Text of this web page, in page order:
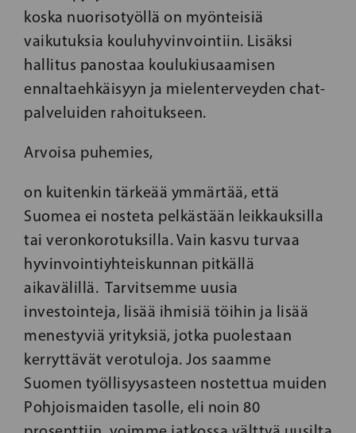
koska nuorisotyöllä on myönteisiä
vaikutuksia kouluhyvinvointiin. Lisäksi
hallitus panostaa koulukiusaamisen
ennaltaehkäisyyn ja mielenterveyden chat-
palveluiden rahoitukseen.
Arvoisa puhemies,
on kuitenkin tärkeää ymmärtää, että
Suomea ei nosteta pelkästään leikkauksilla
tai veronkorotuksilla. Vain kasvu turvaa
hyvinvointiyhteiskunnan pitkällä
aikavälillä. Tarvitsemme uusia
investointeja, lisää ihmisiä töihin ja lisää
menestyviä yrityksiä, jotka puolestaan
kerryttävät verotuloja. Jos saamme
Suomen työllisyysasteen nostettua muiden
Pohjoismaiden tasolle, eli noin 80